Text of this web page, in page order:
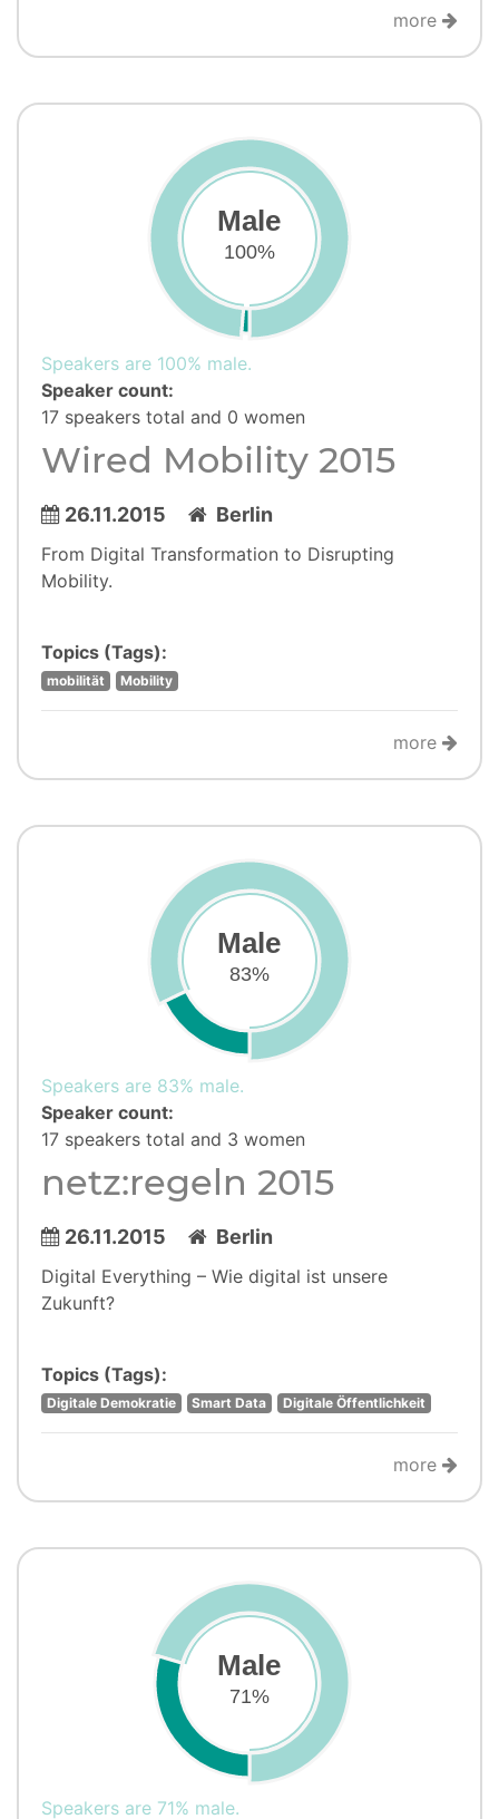
more
Male
100%
Speakers are 100% male.
Speaker count:
17 speakers total and 0 women
Wired Mobility 2015
26.11.2015 Berlin
From Digital Transformation to Disrupting
Mobility.
Topics (Tags):
mobilität Mobility
more
Male
83%
Speakers are 83% male.
Speaker count:
17 speakers total and 3 women
netz:regeln 2015
26.11.2015 Berlin
Digital Everything – Wie digital ist unsere
Zukunft?
Topics (Tags):
Digitale Demokratie Smart Data Digitale Öffentlichkeit
more
Male
71%
Speakers are 71% male.